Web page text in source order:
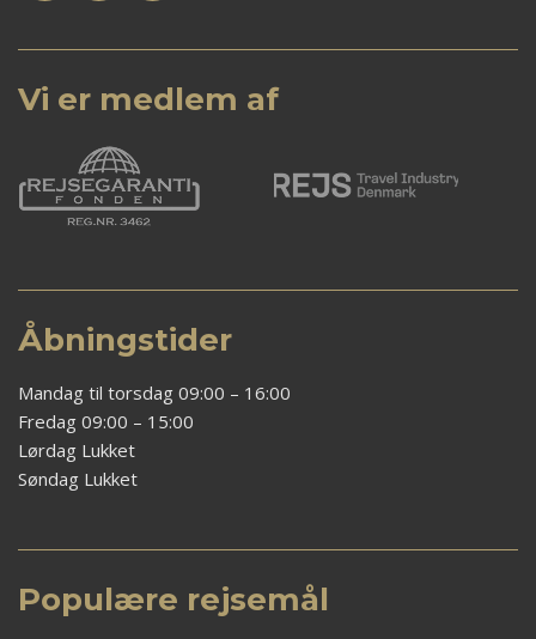
Vi er medlem af
Åbningstider
Mandag til torsdag 09:00 – 16:00
Fredag 09:00 – 15:00
Lørdag Lukket
Søndag Lukket
Populære rejsemål